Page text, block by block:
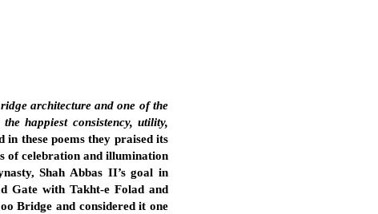
architecture and one of the
happiest consistency, utility,
these poems they praised its
of celebration and illumination
Shah Abbas II’s goal in
Gate with Takht-e Folad and
Bridge and considered it one